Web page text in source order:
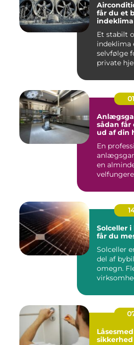
Aircondition
får du et
Et stabilt
indeklima
selvfølge for
private
sådan
ud af din
En
en
Solceller
får du
Solceller
del af
omegn.